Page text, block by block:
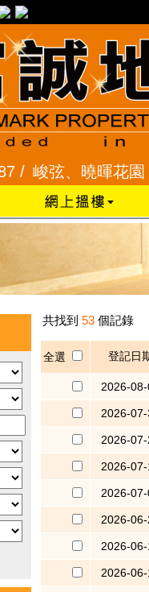
峻弦、曉暉花園
共找到 53 個記錄
全選 登記日
2026-
2026-
2026-
2026-
2026-
2026-
2026-
2026-